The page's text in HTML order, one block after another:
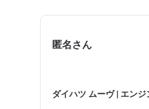
匿名さん
ダイハツ ムーヴ | エン